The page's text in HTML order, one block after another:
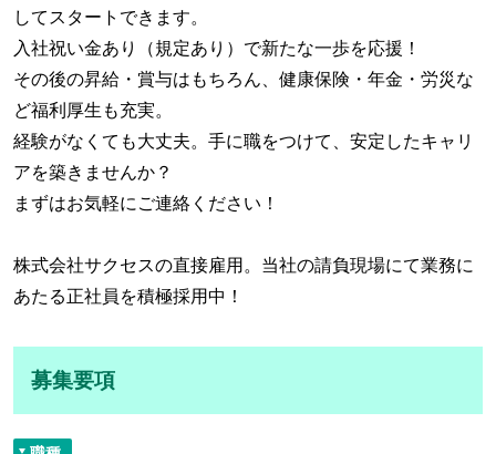
してスタートできます。
入社祝い金あり（規定あり）で新たな一歩を応援！
その後の昇給・賞与はもちろん、健康保険・年金・労災な
ど福利厚生も充実。
経験がなくても大丈夫。手に職をつけて、安定したキャリ
アを築きませんか？
まずはお気軽にご連絡ください！
株式会社サクセスの直接雇用。当社の請負現場にて業務に
あたる正社員を積極採用中！
募集要項